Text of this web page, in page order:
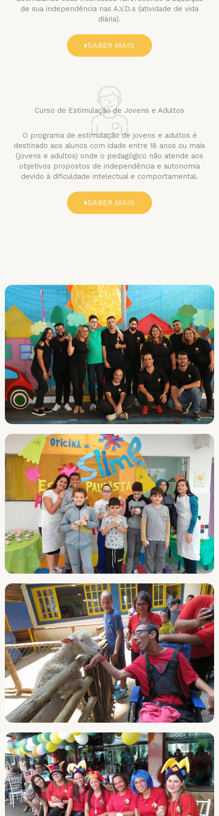
de sua independência nas A.V.D.s (atividade de vida
diária).
SABER MAIS
Curso de Estimulação de Jovens e Adultos
O programa de estimulação de jovens e adultos é
destinado aos alunos com idade entre 18 anos ou mais
(jovens e adultos) onde o pedagógico não atende aos
objetivos propostos de independência e autonomia
devido à dificuldade intelectual e comportamental.
SABER MAIS